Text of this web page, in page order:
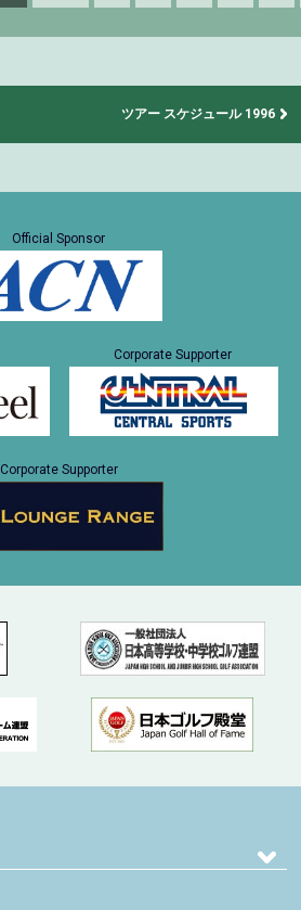
ツアー スケジュール 1996
Official Sponsor
Corporate Supporter
Corporate Supporter